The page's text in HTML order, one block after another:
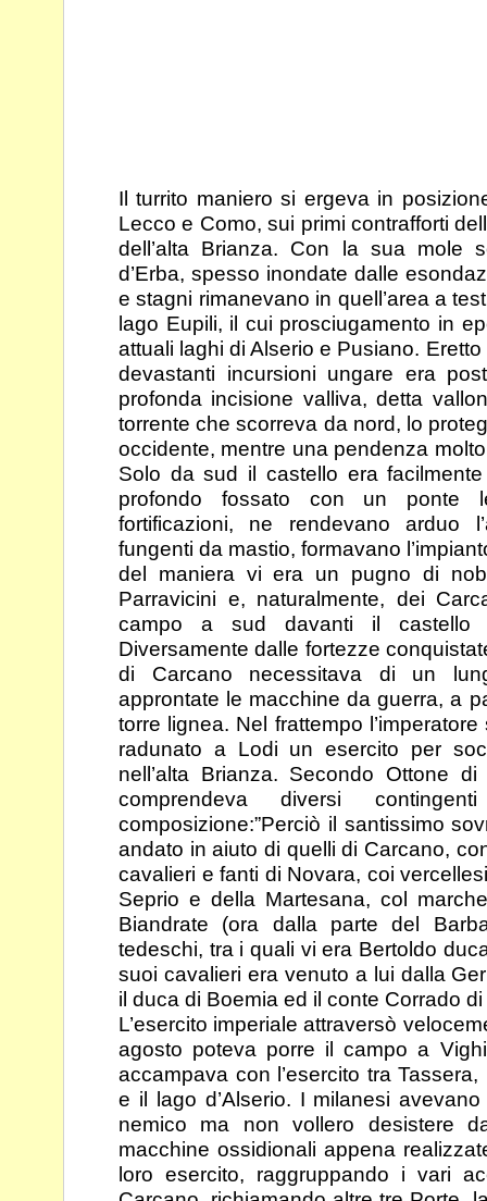
Il turrito maniero si ergeva in
Lecco e Como, sui primi contrafforti
dell’alta Brianza. Con la sua mole
d’Erba, spesso inondate dalle
e stagni rimanevano in quell’area a
lago Eupili, il cui prosciugamento in
attuali laghi di Alserio e Pusiano.
devastanti incursioni ungare era
profonda incisione valliva, detta
torrente che scorreva da nord, lo
occidente, mentre una pendenza
Solo da sud il castello era
profondo fossato con un ponte
fortificazioni, ne rendevano arduo
fungenti da mastio, formavano
del maniera vi era un pugno di
Parravicini e, naturalmente, dei
campo a sud davanti il castello
Diversamente dalle fortezze
di Carcano necessitava di un
approntate le macchine da guerra, a
torre lignea. Nel frattempo
radunato a Lodi un esercito per
nell’alta Brianza. Secondo Ottone
comprendeva diversi
composizione:”Perciò il santissimo
andato inaiuto di quelli di Carcano,
cavalieri e fanti di Novara, coi
Seprio e della Martesana, col
Biandrate (ora dalla parte del
tedeschi, tra i quali vi era Bertoldo
suoi cavalieri era venuto a lui dalla
il duca di Boemia ed il conte Corrado di
L’esercito imperiale attraversò
agosto poteva porre il campo a
accampava con l’esercito traTassera,
e il lago d’Alserio. I milanesi
nemico ma non vollero desistere
macchine ossidionali appena
loro esercito, raggruppando i vari